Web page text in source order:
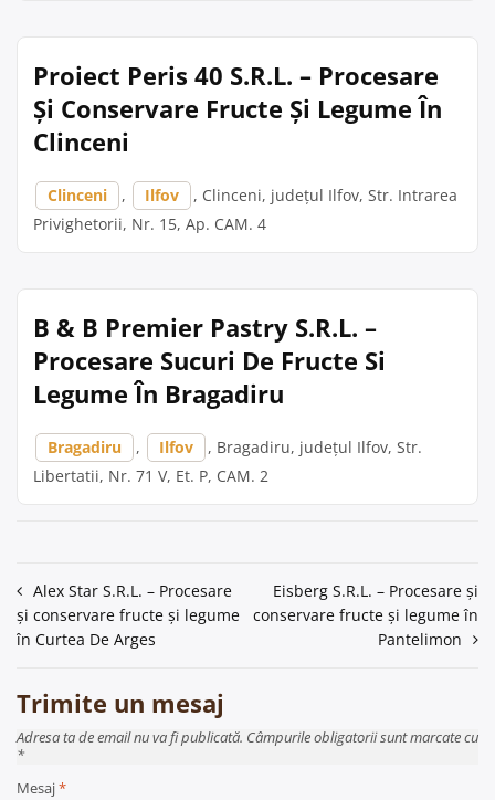
Proiect Peris 40 S.R.L. – Procesare
Și Conservare Fructe Și Legume În
Clinceni
Clinceni , Ilfov
, Clinceni, județul Ilfov, Str. Intrarea
Privighetorii, Nr. 15, Ap. CAM. 4
B & B Premier Pastry S.R.L. –
Procesare Sucuri De Fructe Si
Legume În Bragadiru
Bragadiru , Ilfov
, Bragadiru, județul Ilfov, Str.
Libertatii, Nr. 71 V, Et. P, CAM. 2
Navigare
în
Alex Star S.R.L. – Procesare
și conservare fructe și legume
în Curtea De Arges
Eisberg S.R.L. – Procesare și
conservare fructe și legume în
Pantelimon
Trimite un mesaj
Adresa ta de email nu va fi publicată. Câmpurile obligatorii sunt marcate cu
*
Mesaj*